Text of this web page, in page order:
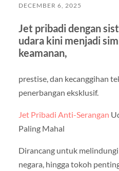
DECEMBER 6, 2025
Jet pribadi dengan
udara kini menjadi
keamanan,
prestise, dan kecanggihan
penerbangan eksklusif.
Jet Pribadi Anti-Serangan
Paling Mahal
Dirancang untuk
negara, hingga tokoh